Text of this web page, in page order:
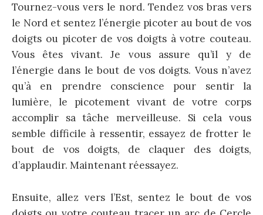
Tournez-vous vers le nord. Tendez vos bras vers
le Nord et sentez l’énergie picoter au bout de vos
doigts ou picoter de vos doigts à votre couteau.
Vous êtes vivant. Je vous assure qu’il y de
l’énergie dans le bout de vos doigts. Vous n’avez
qu’à en prendre conscience pour sentir la
lumière, le picotement vivant de votre corps
accomplir sa tâche merveilleuse. Si cela vous
semble difficile à ressentir, essayez de frotter le
bout de vos doigts, de claquer des doigts,
d’applaudir. Maintenant réessayez.
Ensuite, allez vers l’Est, sentez le bout de vos